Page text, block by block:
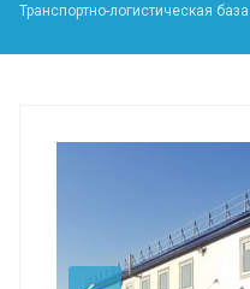
Транспортно-логистическая